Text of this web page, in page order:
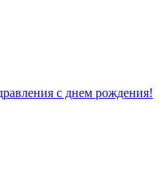
с днем рождения!